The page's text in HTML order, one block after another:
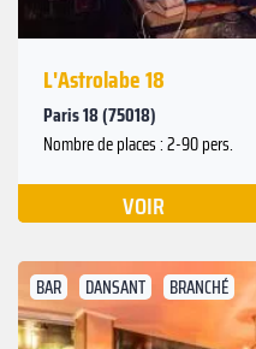
L'Astrolabe 18
Paris 18 (75018)
Nombre de places : 2-90 pers.
VOIR
BAR DANSANT BRANCHÉ